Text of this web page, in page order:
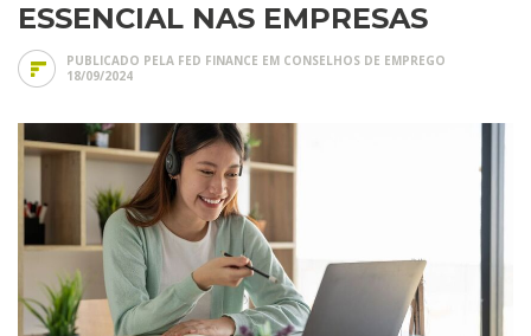
ESSENCIAL NAS EMPRESAS
PUBLICADO PELA FED FINANCE EM CONSELHOS DE EMPREGO
18/09/2024